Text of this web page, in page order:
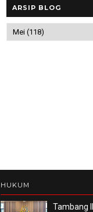
ARSIP BLOG
HUKUM
Tambang